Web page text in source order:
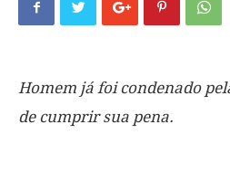
Homem já foi condenado
de cumprir sua pena.